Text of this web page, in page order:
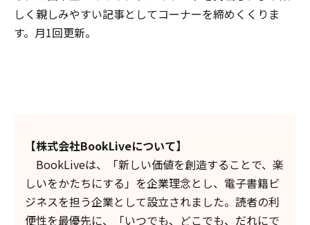
しく親しみやすい記事としてコーナーを締めくくりま
す。月1回更新。
【株式会社BookLiveについて】
BookLiveは、「新しい価値を創造することで、楽
しいをかたちにする」を企業理念とし、電子書籍ビ
ジネスを担う企業として設立されました。読者の利
便性を最優先に、「いつでも、どこでも、だれにで